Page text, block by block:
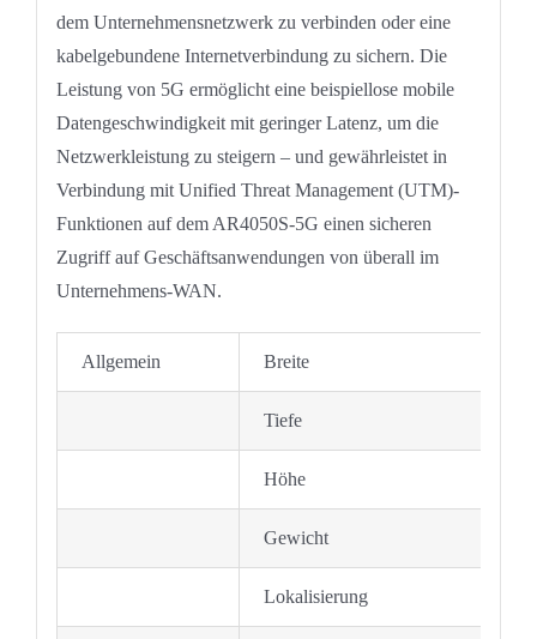
dem Unternehmensnetzwerk zu verbinden oder eine
kabelgebundene Internetverbindung zu sichern. Die
Leistung von 5G ermöglicht eine beispiellose mobile
Datengeschwindigkeit mit geringer Latenz, um die
Netzwerkleistung zu steigern – und gewährleistet in
Verbindung mit Unified Threat Management (UTM)-
Funktionen auf dem AR4050S-5G einen sicheren
Zugriff auf Geschäftsanwendungen von überall im
Unternehmens-WAN.
Allgemein Breite
Tiefe
Höhe
Gewicht
Lokalisierung